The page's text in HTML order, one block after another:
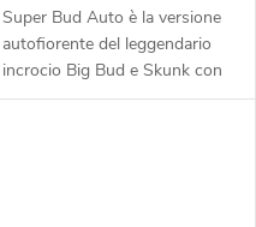
Super Bud Auto è la versione
autofiorente del leggendario
incrocio Big Bud e Skunk con
un contenuto di THC del 17,55